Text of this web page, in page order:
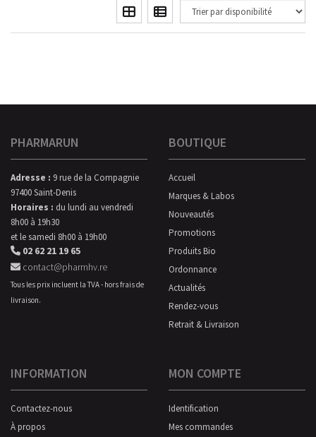
PHARMARUN
Adresse : 9 rue de la Compagnie
97400 Saint-Denis
Horaires : du lundi au vendredi
8h00 à 19h30
et le samedi 8h00 à 19h00
02 62 21 19 65
contact@pharmhv.re
Tous les prix incluent la TVA - hors frais de
livraison.
BOUTIQUE
Accueil
Marques & Labos
Nouveautés
Promotions
Produits Bio
Ordonnance
Actualités
Rendez-vous
Retrait & Livraison
INFORMATION
Contactez-nous
À propos
MON COMPTE
Identification
Mes commandes